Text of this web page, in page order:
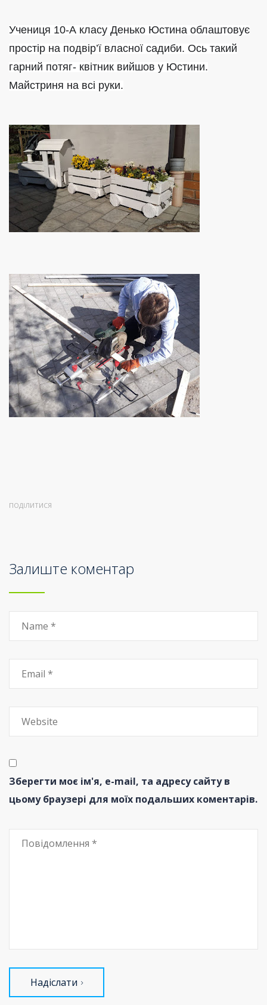
Учениця 10-А класу Денько Юстина облаштовує
простір на подвір’ї власної садиби. Ось такий
гарний потяг- квітник вийшов у Юстини.
Майстриня на всі руки.
ПОДІЛИТИСЯ
Залиште коментар
Зберегти моє ім'я, e-mail, та адресу сайту в
цьому браузері для моїх подальших коментарів.
Надіслати